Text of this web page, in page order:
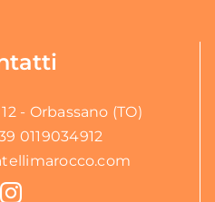
- Orbassano (TO)
0119034912